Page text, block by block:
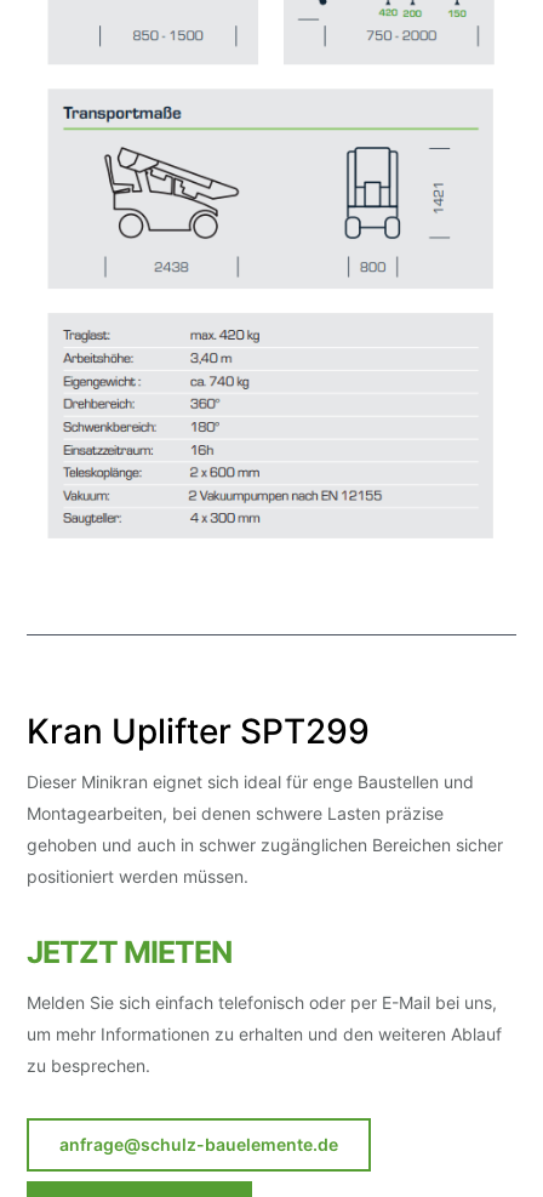
Kran Uplifter SPT299
Dieser Minikran eignet sich ideal für enge Baustellen und
Montagearbeiten, bei denen schwere Lasten präzise
gehoben und auch in schwer zugänglichen Bereichen sicher
positioniert werden müssen.
JETZT MIETEN
Melden Sie sich einfach telefonisch oder per E-Mail bei uns,
um mehr Informationen zu erhalten und den weiteren Ablauf
zu besprechen.
anfrage@schulz-bauelemente.de